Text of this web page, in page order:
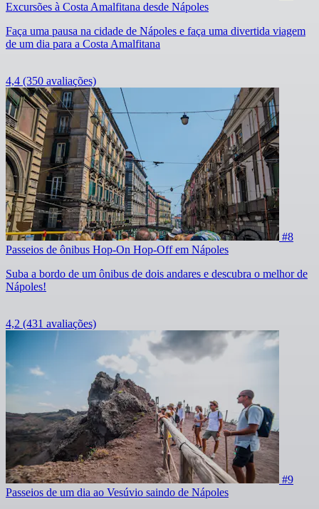
Excursões à Costa Amalfitana desde Nápoles
Faça uma pausa na cidade de Nápoles e faça uma divertida viagem
de um dia para a Costa Amalfitana
4,4 (350 avaliações)
#8
Passeios de ônibus Hop-On Hop-Off em Nápoles
Suba a bordo de um ônibus de dois andares e descubra o melhor de
Nápoles!
4,2 (431 avaliações)
#9
Passeios de um dia ao Vesúvio saindo de Nápoles